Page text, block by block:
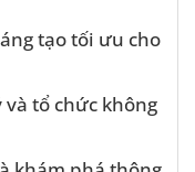
tạo tối ưu cho
tổ chức không